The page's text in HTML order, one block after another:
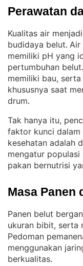
Perawatan
Kualitas air
budidaya belut. Air
memiliki pH yang
pertumbuhan belut.
memiliki bau,
khususnya saat
drum.
Tak hanya itu,
faktor kunci
kesehatan adalah
mengatur
pakan bernutrisi
Masa Panen
Panen belut
ukuran bibit, serta
Pedoman
menggunakan
berkualitas.